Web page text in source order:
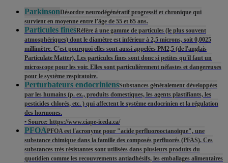
ParkinsonDésordre neurodégénératif progressif et chronique qui
survient en moyenne entre l’âge de 55 et 65 ans.
Particules finesRéfère à une gamme de particules (le plus souvent
atmosphériques) dont le diamètre est inférieur à 2,5 microns, soit 0,0025
millimètre. C'est pourquoi elles sont aussi appelées PM2,5 (de l'anglais
Particulate Matter). Les particules fines sont donc si petites qu'il faut un
microscope pour les voir. Elles sont particulièrement néfastes et dangereuses
pour le système respiratoire.
Perturbateurs endocriniensSubstances généralement développées
par les humains (p. ex., produits domestiques, les agents plastifiants, les
pesticides chlorés, etc. ) qui affectent le système endocrinien et la régulation
des hormones.
• Source: https://www.ciape-iceda.ca/
PFOAPFOA est l'acronyme pour "acide perfluorooctanoïque", une
substance chimique dans la famille des composés perfluorés (PFAS). Ces
substances très résistantes sont utilisées dans plusieurs produits du
quotidien comme les recouvrements antiadhésifs, les emballages alimentaires